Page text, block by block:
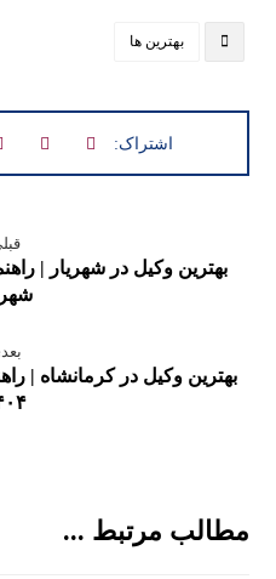
بهترین ها
بهترین وکیل در شهریار |
بهترین وکیل در کرمانشاه |
مطالب مرتبط ...